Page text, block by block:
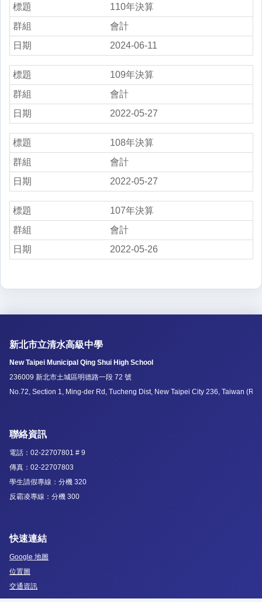
110年決算
會計
2024-06-11
109年決算
會計
2022-05-27
108年決算
會計
2022-05-27
107年決算
會計
2022-05-26
新北市立清水高級中學
New Taipei Municipal Qing Shui High School
236009 新北市土城區明德路一段 72 號
No.72, Section 1, Ming-der Rd, Tucheng Dist, New Taipei City 236, Taiwan
聯絡資訊
電話：02-22707801 # 9
傳真：02-22707803
學生請假專線：分機 320
反霸凌專線：分機 300
快速連結
Google 地圖
位置圖
交通資訊